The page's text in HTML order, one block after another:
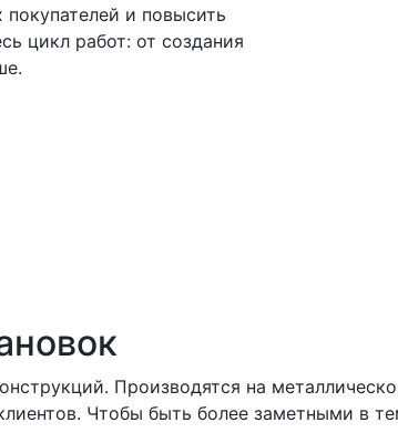
и повысить
цикл работ: от создания
Производятся на
Чтобы быть более заметными в